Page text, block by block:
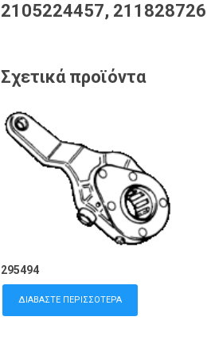
2105224457,
Σχετικά προϊόντα
295494
ΔΙΑΒΆΣΤΕ ΠΕΡΙΣΣΌΤΕΡΑ